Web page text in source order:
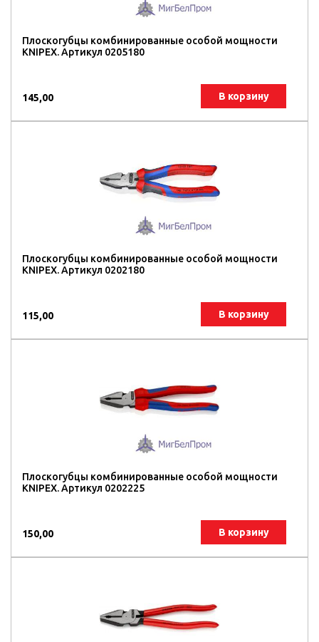
Плоскогубцы комбинированные особой мощности
KNIPEX. Артикул 0205180
145,00 В корзину
Плоскогубцы комбинированные особой мощности
KNIPEX. Артикул 0202180
115,00 В корзину
Плоскогубцы комбинированные особой мощности
KNIPEX. Артикул 0202225
150,00 В корзину